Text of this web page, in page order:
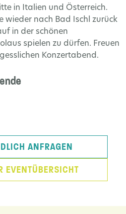
in Italien und Österreich.
wieder nach Bad Ischl zurück
in der schönen
spielen zu dürfen. Freuen
Konzertabend.
ANFRAGEN
EVENTÜBERSICHT